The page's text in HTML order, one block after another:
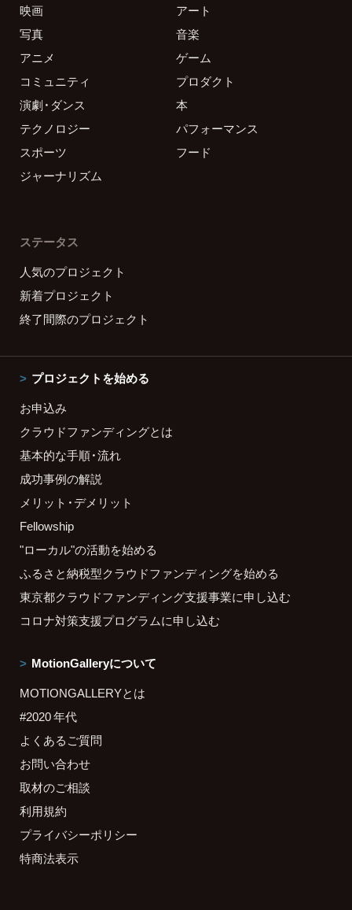
映画
アート
写真
音楽
アニメ
ゲーム
コミュニティ
プロダクト
演劇・ダンス
本
テクノロジー
パフォーマンス
スポーツ
フード
ジャーナリズム
ステータス
人気のプロジェクト
新着プロジェクト
終了間際のプロジェクト
プロジェクトを始める
お申込み
クラウドファンディングとは
基本的な手順・流れ
成功事例の解説
メリット・デメリット
Fellowship
"ローカル"の活動を始める
ふるさと納税型クラウドファンディングを始める
東京都クラウドファンディング支援事業に申し込む
コロナ対策支援プログラムに申し込む
MotionGalleryについて
MOTIONGALLERYとは
#2020 年代
よくあるご質問
お問い合わせ
取材のご相談
利用規約
プライバシーポリシー
特商法表示